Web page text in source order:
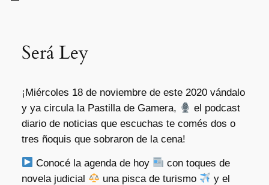
Será Ley
¡Miércoles 18 de noviembre de este 2020 vándalo
y ya circula la Pastilla de Gamera,
el podcast
diario de noticias que escuchas te comés dos o
tres ñoquis que sobraron de la cena!
Conocé la agenda de hoy
con toques de
novela judicial
una pisca de turismo
y el